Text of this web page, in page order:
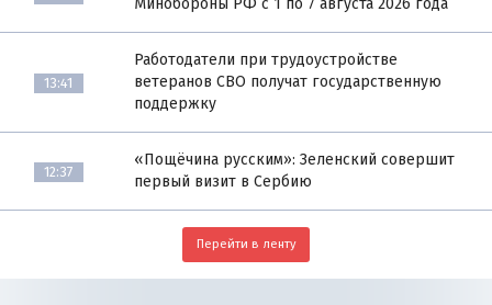
13:41
Работодатели при трудоустройстве
ветеранов СВО получат государственную
поддержку
12:37
«Пощёчина русским»: Зеленский совершит
первый визит в Сербию
Перейти в ленту